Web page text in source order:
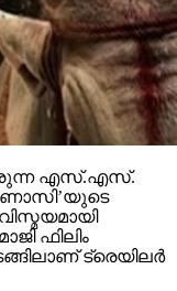
എസ്.എസ്.
ഫിലിം
ട്രെയിലര്‍